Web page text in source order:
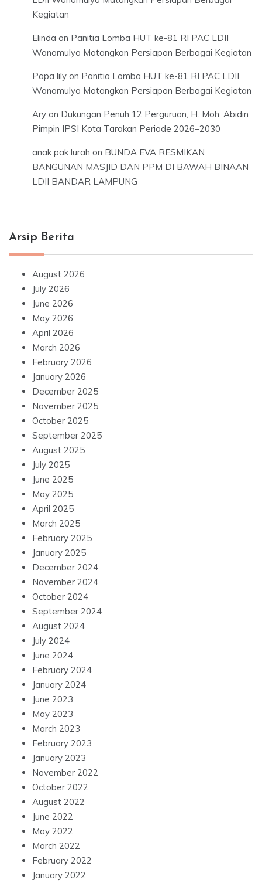
Kegiatan
Elinda on Panitia Lomba HUT ke-81 RI PAC LDII
Wonomulyo Matangkan Persiapan Berbagai Kegiatan
Papa lily on Panitia Lomba HUT ke-81 RI PAC LDII
Wonomulyo Matangkan Persiapan Berbagai Kegiatan
Ary on Dukungan Penuh 12 Perguruan, H. Moh. Abidin
Pimpin IPSI Kota Tarakan Periode 2026–2030
anak pak lurah on BUNDA EVA RESMIKAN
BANGUNAN MASJID DAN PPM DI BAWAH BINAAN
LDII BANDAR LAMPUNG
Arsip Berita
August 2026
July 2026
June 2026
May 2026
April 2026
March 2026
February 2026
January 2026
December 2025
November 2025
October 2025
September 2025
August 2025
July 2025
June 2025
May 2025
April 2025
March 2025
February 2025
January 2025
December 2024
November 2024
October 2024
September 2024
August 2024
July 2024
June 2024
February 2024
January 2024
June 2023
May 2023
March 2023
February 2023
January 2023
November 2022
October 2022
August 2022
June 2022
May 2022
March 2022
February 2022
January 2022